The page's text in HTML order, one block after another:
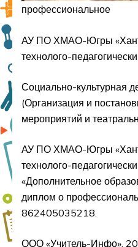
профессиональное
АУ ПО ХМАО-Югры
технолого-
Социально-культурная
(Организация и
мероприятий и
АУ ПО ХМАО-Югры
технолого-
«Дополнительное
диплом о
862405035218.
ООО «Учитель-Инфо»,